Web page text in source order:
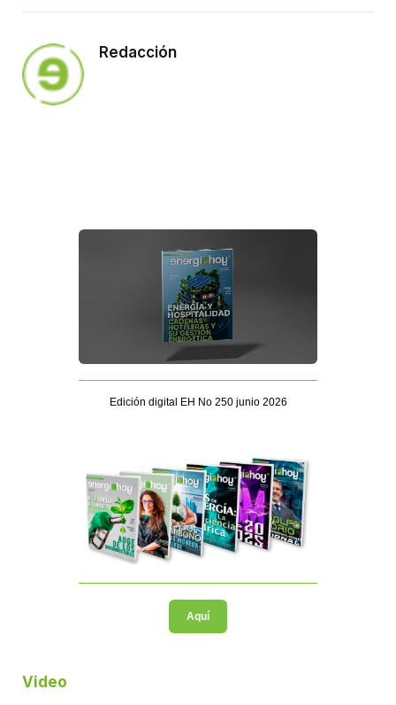
Redacción
Edición digital EH No 250 junio 2026
Aquí
Video